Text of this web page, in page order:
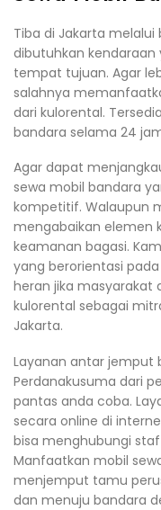
Tiba di Jakarta
dibutuhkan
tempat tujuan. Agar
salahnya
dari kulorental.
bandara selama 24
Agar dapat
sewa mobil bandara
kompetitif. Walaupun
mengabaikan elemen
keamanan bagasi.
yang berorientasi
heran jika masyarakat
kulorental sebagai
Jakarta.
Layanan antar jemput
Perdanakusuma dari
pantas anda coba.
secara online di
bisa menghubungi
Manfaatkan mobil
menjemput tamu
dan menuju bandara